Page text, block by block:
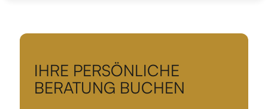
IHRE PERSÖNLICHE
BERATUNG BUCHEN